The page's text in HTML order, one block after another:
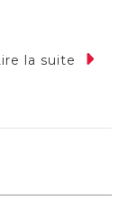
la suite